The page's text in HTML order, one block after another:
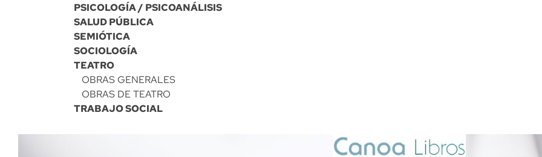
PSICOLOGÍA / PSICOANÁLISIS
SALUD PÚBLICA
SEMIÓTICA
SOCIOLOGÍA
TEATRO
OBRAS GENERALES
OBRAS DE TEATRO
TRABAJO SOCIAL